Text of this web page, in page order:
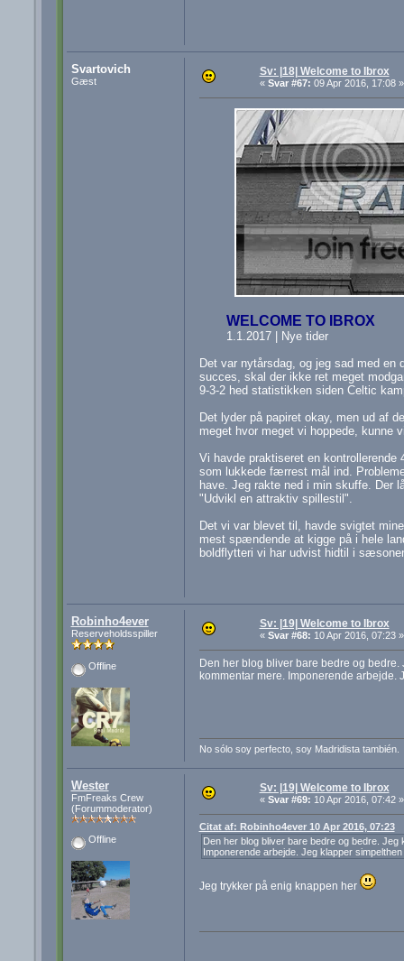
Svartovich
Gæst
Sv: |18| Welcome to Ibrox
« Svar #67: 09 Apr 2016, 17:08 »
WELCOME TO IBROX
1.1.2017 | Nye tider
Det var nytårsdag, og jeg sad med
succes, skal der ikke ret meget
9-3-2 hed statistikken siden Celtic
Det lyder på papiret okay, men ud af
meget hvor meget vi hoppede, kunne
Vi havde praktiseret en
som lukkede færrest mål ind.
have. Jeg rakte ned i min skuffe. Der
"Udvikl en attraktiv spillestil".
Det vi var blevet til, havde svigtet
mest spændende at kigge på i hele
boldflytteri vi har udvist hidtil i
Robinho4ever
Reserveholdsspiller
Offline
Sv: |19| Welcome to Ibrox
« Svar #68: 10 Apr 2016, 07:23 »
Den her blog bliver bare bedre og
kommentar mere. Imponerende
No sólo soy perfecto, soy Madridista también.
Wester
FmFreaks Crew
(Forummoderator)
Offline
Sv: |19| Welcome to Ibrox
« Svar #69: 10 Apr 2016, 07:42 »
Citat af: Robinho4ever 10 Apr 2016, 07:23
Den her blog bliver bare bedre og bedre.
Imponerende arbejde. Jeg klapper
Jeg trykker på enig knappen her